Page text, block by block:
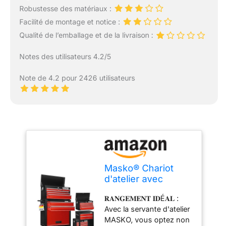
Robustesse des matériaux :
Facilité de montage et notice :
Qualité de l’emballage et de la livraison :
Notes des utilisateurs 4.2/5
Note de 4.2 pour 2426 utilisateurs
Masko® Chariot
d'atelier avec
Compartiments,
verrouillable, métal
Robuste | Chariot à
𝐑𝐀𝐍𝐆𝐄𝐌𝐄𝐍𝐓 𝐈𝐃É𝐀𝐋 :
Avec la servante d'atelier
MASKO, vous optez non